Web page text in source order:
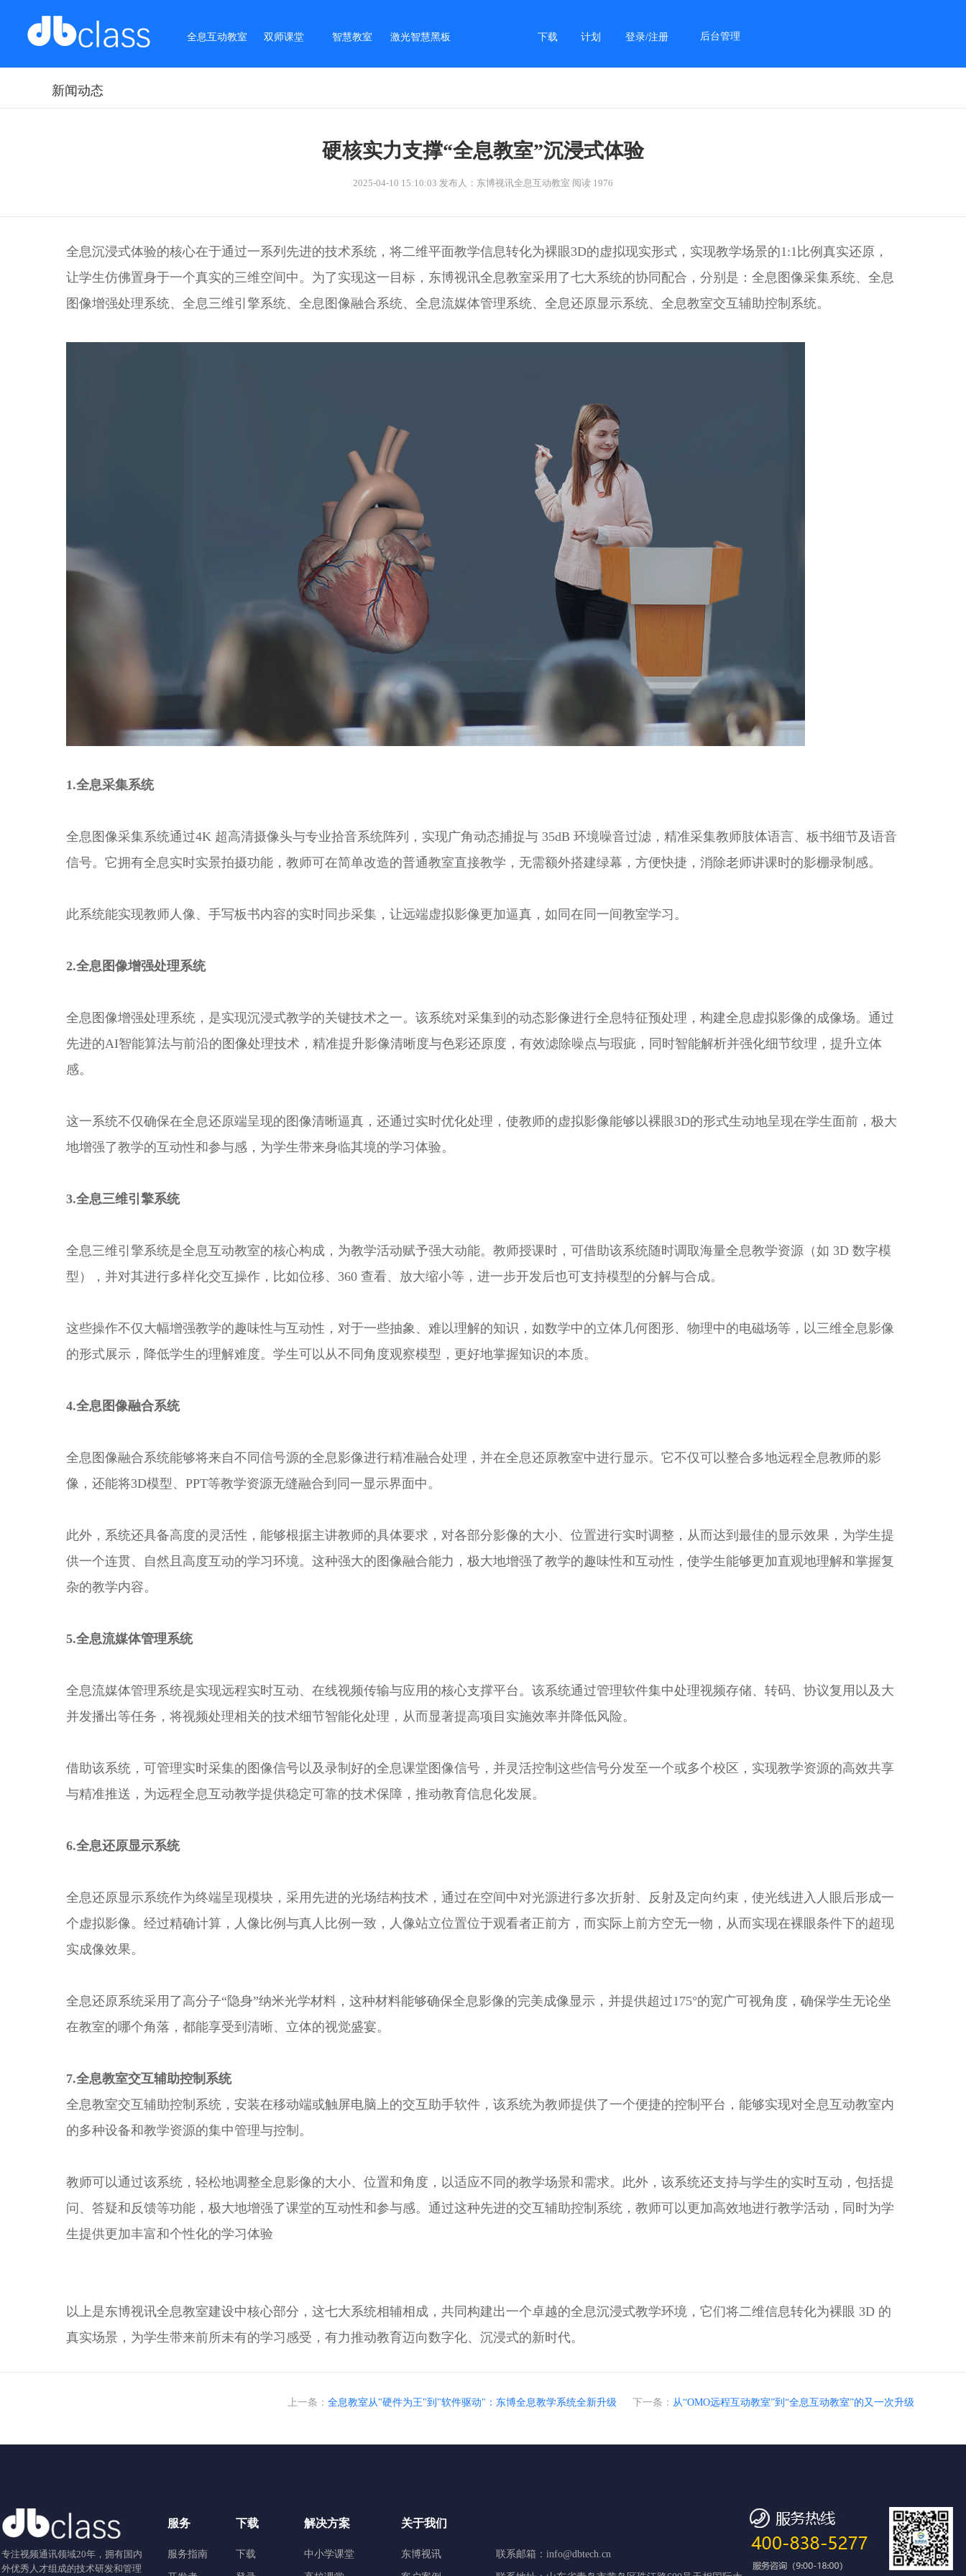
全息互动教室 双师课堂 智慧教室 激光智慧黑板 下载 计划 登录/注册 后台管理
新闻动态
硬核实力支撑“全息教室”沉浸式体验
2025-04-10 15:10:03 发布人：东博视讯全息互动教室 阅读 1976
全息沉浸式体验的核心在于通过一系列先进的技术系统，将二维平面教学信息转化为裸眼3D的虚拟现实形式，实现教学场景的1:1比例真实还原，
让学生仿佛置身于一个真实的三维空间中。为了实现这一目标，东博视讯全息教室采用了七大系统的协同配合，分别是：全息图像采集系统、全息
图像增强处理系统、全息三维引擎系统、全息图像融合系统、全息流媒体管理系统、全息还原显示系统、全息教室交互辅助控制系统。
1.全息采集系统
全息图像采集系统通过4K 超高清摄像头与专业拾音系统阵列，实现广角动态捕捉与 35dB 环境噪音过滤，精准采集教师肢体语言、板书细节及语音
信号。它拥有全息实时实景拍摄功能，教师可在简单改造的普通教室直接教学，无需额外搭建绿幕，方便快捷，消除老师讲课时的影棚录制感。
此系统能实现教师人像、手写板书内容的实时同步采集，让远端虚拟影像更加逼真，如同在同一间教室学习。
2.全息图像增强处理系统
全息图像增强处理系统，是实现沉浸式教学的关键技术之一。该系统对采集到的动态影像进行全息特征预处理，构建全息虚拟影像的成像场。通过
先进的AI智能算法与前沿的图像处理技术，精准提升影像清晰度与色彩还原度，有效滤除噪点与瑕疵，同时智能解析并强化细节纹理，提升立体
感。
这一系统不仅确保在全息还原端呈现的图像清晰逼真，还通过实时优化处理，使教师的虚拟影像能够以裸眼3D的形式生动地呈现在学生面前，极大
地增强了教学的互动性和参与感，为学生带来身临其境的学习体验。
3.全息三维引擎系统
全息三维引擎系统是全息互动教室的核心构成，为教学活动赋予强大动能。教师授课时，可借助该系统随时调取海量全息教学资源（如 3D 数字模
型），并对其进行多样化交互操作，比如位移、360 查看、放大缩小等，进一步开发后也可支持模型的分解与合成。
这些操作不仅大幅增强教学的趣味性与互动性，对于一些抽象、难以理解的知识，如数学中的立体几何图形、物理中的电磁场等，以三维全息影像
的形式展示，降低学生的理解难度。学生可以从不同角度观察模型，更好地掌握知识的本质。
4.全息图像融合系统
全息图像融合系统能够将来自不同信号源的全息影像进行精准融合处理，并在全息还原教室中进行显示。它不仅可以整合多地远程全息教师的影
像，还能将3D模型、PPT等教学资源无缝融合到同一显示界面中。
此外，系统还具备高度的灵活性，能够根据主讲教师的具体要求，对各部分影像的大小、位置进行实时调整，从而达到最佳的显示效果，为学生提
供一个连贯、自然且高度互动的学习环境。这种强大的图像融合能力，极大地增强了教学的趣味性和互动性，使学生能够更加直观地理解和掌握复
杂的教学内容。
5.全息流媒体管理系统
全息流媒体管理系统是实现远程实时互动、在线视频传输与应用的核心支撑平台。该系统通过管理软件集中处理视频存储、转码、协议复用以及大
并发播出等任务，将视频处理相关的技术细节智能化处理，从而显著提高项目实施效率并降低风险。
借助该系统，可管理实时采集的图像信号以及录制好的全息课堂图像信号，并灵活控制这些信号分发至一个或多个校区，实现教学资源的高效共享
与精准推送，为远程全息互动教学提供稳定可靠的技术保障，推动教育信息化发展。
6.全息还原显示系统
全息还原显示系统作为终端呈现模块，采用先进的光场结构技术，通过在空间中对光源进行多次折射、反射及定向约束，使光线进入人眼后形成一
个虚拟影像。经过精确计算，人像比例与真人比例一致，人像站立位置位于观看者正前方，而实际上前方空无一物，从而实现在裸眼条件下的超现
实成像效果。
全息还原系统采用了高分子“隐身”纳米光学材料，这种材料能够确保全息影像的完美成像显示，并提供超过175°的宽广可视角度，确保学生无论坐
在教室的哪个角落，都能享受到清晰、立体的视觉盛宴。
7.全息教室交互辅助控制系统
全息教室交互辅助控制系统，安装在移动端或触屏电脑上的交互助手软件，该系统为教师提供了一个便捷的控制平台，能够实现对全息互动教室内
的多种设备和教学资源的集中管理与控制。
教师可以通过该系统，轻松地调整全息影像的大小、位置和角度，以适应不同的教学场景和需求。此外，该系统还支持与学生的实时互动，包括提
问、答疑和反馈等功能，极大地增强了课堂的互动性和参与感。通过这种先进的交互辅助控制系统，教师可以更加高效地进行教学活动，同时为学
生提供更加丰富和个性化的学习体验
以上是东博视讯全息教室建设中核心部分，这七大系统相辅相成，共同构建出一个卓越的全息沉浸式教学环境，它们将二维信息转化为裸眼 3D 的
真实场景，为学生带来前所未有的学习感受，有力推动教育迈向数字化、沉浸式的新时代。
上一条： 全息教室从"硬件为王"到"软件驱动"：东博全息教学系统全新升级 下一条： 从“OMO远程互动教室”到“全息互动教室”的又一次升级
专注视频通讯领域20年，拥有国内
外优秀人才组成的技术研发和管理
服务
服务指南
下载
下载
解决方案
中小学课堂
关于我们
东博视讯 联系邮箱：info@dbtech.cn